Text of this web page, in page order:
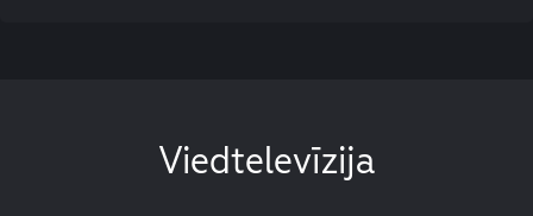
Viedtelevīzija